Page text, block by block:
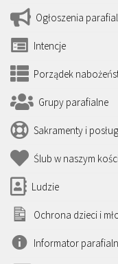
Ogłoszenia
Intencje
Porządek
Grupy parafialne
Sakramenty i
Ślub w naszym
Ludzie
Ochrona dzieci i
Informator